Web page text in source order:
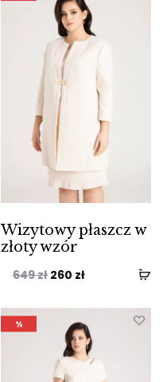
Wizytowy płaszcz w
złoty wzór
649zł Pierwotna
wynosiła:
649 zł.
260 złAktualna
wynosi:
260 zł.
%